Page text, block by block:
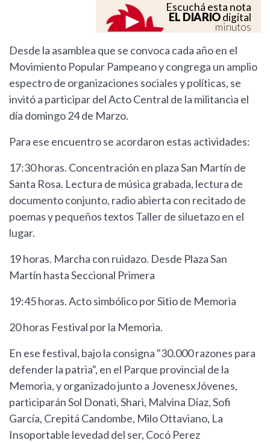
Escuchá esta nota
EL DIARIOdigital
minutos
Desde la asamblea que se convoca cada año en el
Movimiento Popular Pampeano y congrega un amplio
espectro de organizaciones sociales y políticas, se
invitó a participar del Acto Central de la militancia el
día domingo 24 de Marzo.
Para ese encuentro se acordaron estas actividades:
17:30 horas. Concentración en plaza San Martín de
Santa Rosa. Lectura de música grabada, lectura de
documento conjunto, radio abierta con recitado de
poemas y pequeños textos Taller de siluetazo en el
lugar.
19 horas. Marcha con ruidazo. Desde Plaza San
Martín hasta Seccional Primera
19:45 horas. Acto simbólico por Sitio de Memoria
20 horas Festival por la Memoria.
En ese festival, bajo la consigna "30.000 razones para
defender la patria", en el Parque provincial de la
Memoria, y organizado junto a JovenesxJóvenes,
participarán Sol Donati, Shari, Malvina Díaz, Sofi
García, Crepitá Candombe, Milo Ottaviano, La
Insoportable levedad del ser, Cocó Perez